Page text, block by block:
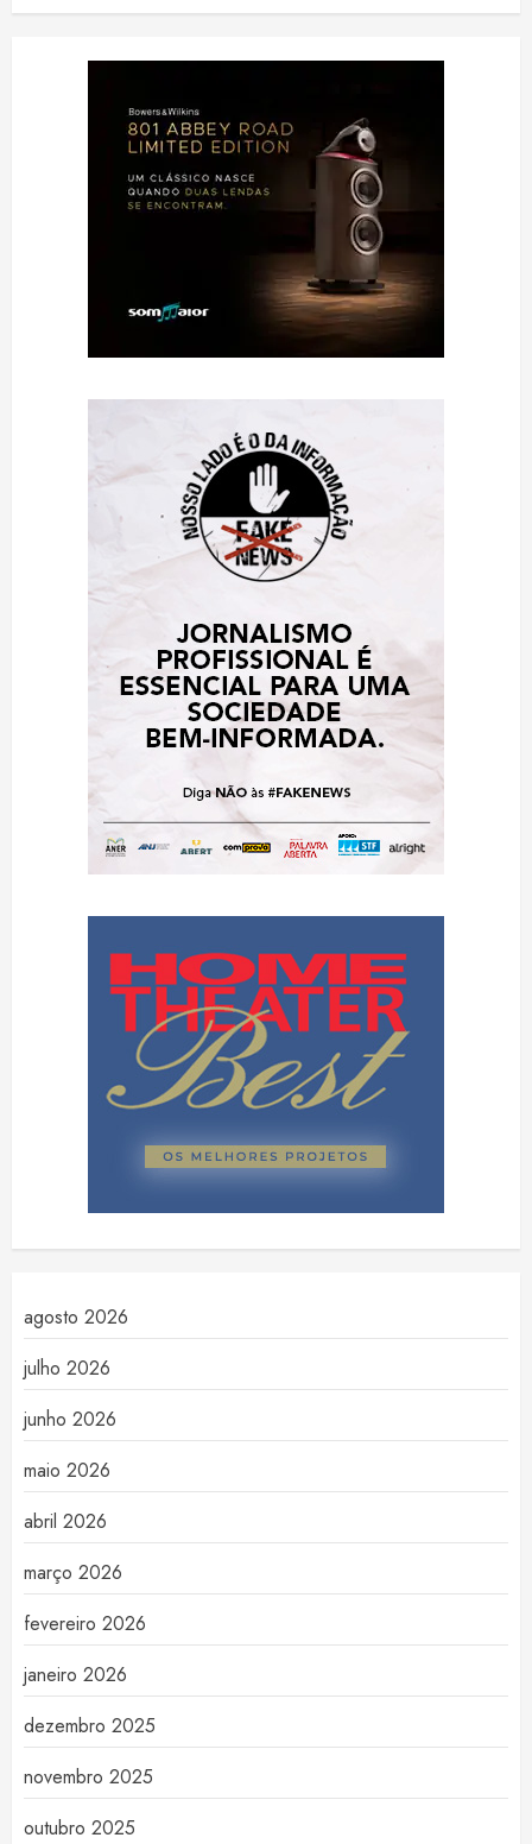
agosto 2026
julho 2026
junho 2026
maio 2026
abril 2026
março 2026
fevereiro 2026
janeiro 2026
dezembro 2025
novembro 2025
outubro 2025